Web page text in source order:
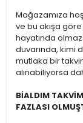
Mağazamıza
ve bu akışa
hayatında
duvarında, kimi
mutlaka bir
alınabiliyorsa
BİALDIM
FAZLASI